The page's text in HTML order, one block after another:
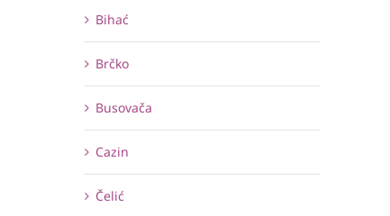
Bihać
Brčko
Busovača
Cazin
Čelić